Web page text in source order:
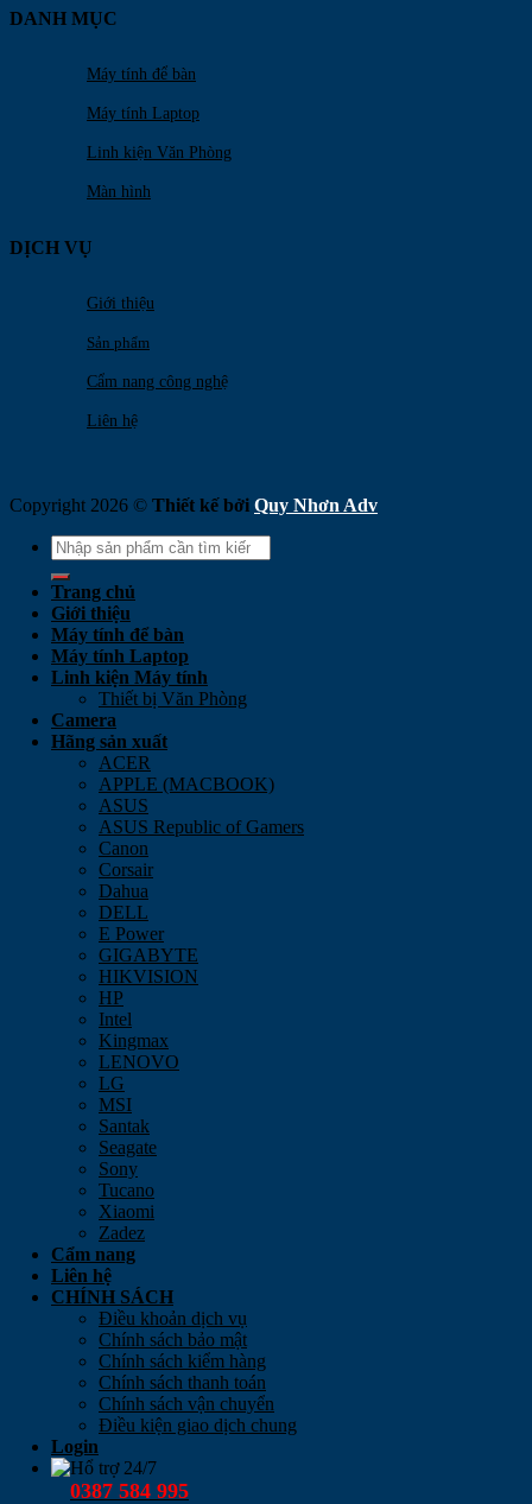
DANH MỤC
Máy tính để bàn
Máy tính Laptop
Linh kiện Văn Phòng
Màn hình
DỊCH VỤ
Giới thiệu
Sản phẩm
Cẩm nang công nghệ
Liên hệ
Copyright 2026 © Thiết kế bởi Quy Nhơn Adv
Search
for:
Trang chủ
Giới thiệu
Máy tính để bàn
Máy tính Laptop
Linh kiện Máy tính
Thiết bị Văn Phòng
Camera
Hãng sản xuất
ACER
APPLE (MACBOOK)
ASUS
ASUS Republic of Gamers
Canon
Corsair
Dahua
DELL
E Power
GIGABYTE
HIKVISION
HP
Intel
Kingmax
LENOVO
LG
MSI
Santak
Seagate
Sony
Tucano
Xiaomi
Zadez
Cẩm nang
Liên hệ
CHÍNH SÁCH
Điều khoản dịch vụ
Chính sách bảo mật
Chính sách kiểm hàng
Chính sách thanh toán
Chính sách vận chuyển
Điều kiện giao dịch chung
Login
Hổ trợ 24/7
0387 584 995